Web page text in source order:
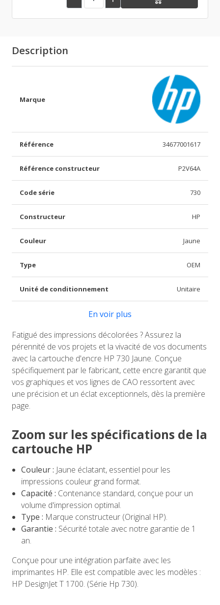
Description
Marque
Référence 34677001617
Référence constructeur P2V64A
Code série 730
Constructeur HP
Couleur Jaune
Type OEM
Unité de conditionnement Unitaire
En voir plus
Fatigué des impressions décolorées ? Assurez la
pérennité de vos projets et la vivacité de vos documents
avec la cartouche d'encre HP 730 Jaune. Conçue
spécifiquement par le fabricant, cette encre garantit que
vos graphiques et vos lignes de CAO ressortent avec
une précision et un éclat exceptionnels, dès la première
page.
Zoom sur les spécifications de la
cartouche HP
Couleur : Jaune éclatant, essentiel pour les
impressions couleur grand format.
Capacité : Contenance standard, conçue pour un
volume d'impression optimal.
Type : Marque constructeur (Original HP).
Garantie : Sécurité totale avec notre garantie de 1
an.
Conçue pour une intégration parfaite avec les
imprimantes HP. Elle est compatible avec les modèles :
HP DesignJet T 1700. (Série Hp 730).